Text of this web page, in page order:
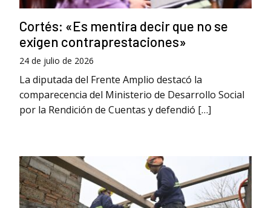
Cortés: «Es mentira decir que no se
exigen contraprestaciones»
24 de julio de 2026
La diputada del Frente Amplio destacó la
comparecencia del Ministerio de Desarrollo Social
por la Rendición de Cuentas y defendió […]